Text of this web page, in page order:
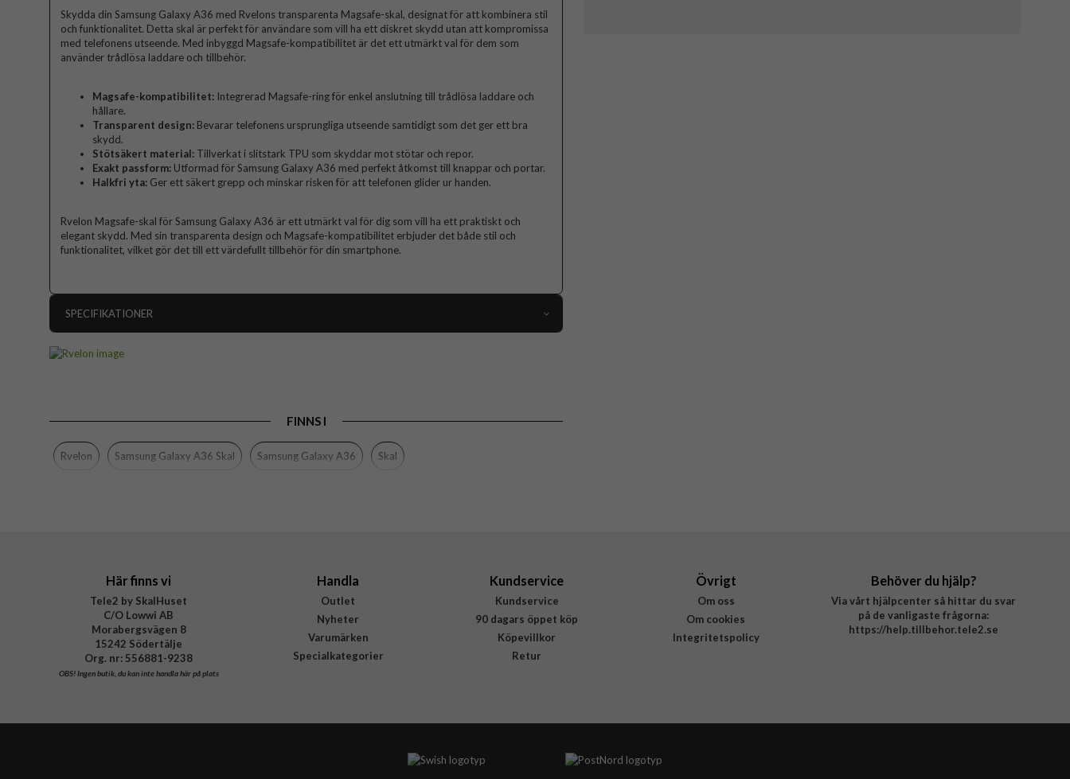
Skydda din Samsung Galaxy A36 med Rvelons transparenta Magsafe-skal, designat för att kombinera stil
och funktionalitet. Detta skal är perfekt för användare som vill ha ett diskret skydd utan att kompromissa
med telefonens utseende. Med inbyggd Magsafe-kompatibilitet är det ett utmärkt val för dem som
använder trådlösa laddare och tillbehör.
Magsafe-kompatibilitet: Integrerad Magsafe-ring för enkel anslutning till trådlösa laddare och
hållare.
Transparent design: Bevarar telefonens ursprungliga utseende samtidigt som det ger ett bra
skydd.
Stötsäkert material: Tillverkat i slitstark TPU som skyddar mot stötar och repor.
Exakt passform: Utformad för Samsung Galaxy A36 med perfekt åtkomst till knappar och portar.
Halkfri yta: Ger ett säkert grepp och minskar risken för att telefonen glider ur handen.
Rvelon Magsafe-skal för Samsung Galaxy A36 är ett utmärkt val för dig som vill ha ett praktiskt och
elegant skydd. Med sin transparenta design och Magsafe-kompatibilitet erbjuder det både stil och
funktionalitet, vilket gör det till ett värdefullt tillbehör för din smartphone.
SPECIFIKATIONER
Egenskaper
MagSafe-kompatibel, Stöttålig
Färg
FINNS I
Rvelon Samsung Galaxy A36 Skal Samsung Galaxy A36 Skal
Här finns vi
Tele2 by SkalHuset
C/O Lowwi AB
Morabergsvägen 8
15242 Södertälje
Org. nr: 556881-9238
OBS!Ingen butik, du kan inte handla här på plats
Handla
Outlet
Nyheter
Varumärken
Specialkategorier
Kundservice
Kundservice
90 dagars öppet köp
Köpevillkor
Retur
Övrigt
Om oss
Om cookies
Integritetspolicy
Behöver du hjälp?
Via vårt hjälpcenter så hittar du svar
på de vanligaste frågorna:
https://help.tillbehor.tele2.se